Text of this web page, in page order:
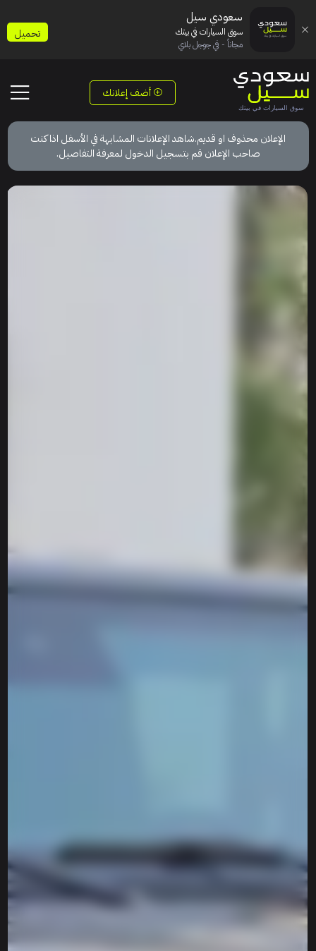
أضف إعلانك
الإعلان محذوف او قديم.شاهد الإعلانات المشابهة في الأسفل اذا كنت
صاحب الإعلان قم بتسجيل الدخول لمعرفة التفاصيل.
سعودي سيل
سوق السيارات في بيتك
مجاناً - في جوجل بلاي
تحميل